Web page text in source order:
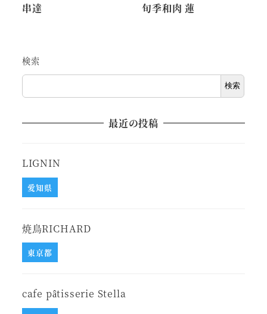
串達 旬季和肉 蓮
検索
検索
最近の投稿
LIGNIN
愛知県
焼鳥RICHARD
東京都
cafe pâtisserie Stella